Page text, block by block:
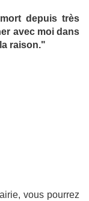
depuis très
avec moi dans
raison."
vous pourrez